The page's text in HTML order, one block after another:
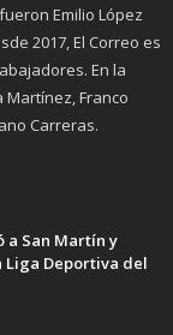
Emilio López
2017, El Correo es
En la
Franco
Carreras.
a San Martín y
Liga Deportiva del